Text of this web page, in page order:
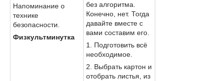
Напоминание о
технике
безопасности.
Физкультминутка
без алгоритма.
Конечно, нет. Тогда
давайте вместе с
вами составим его.
1. Подготовить всё
необходимое.
2. Выбрать картон и
отобрать листья, из